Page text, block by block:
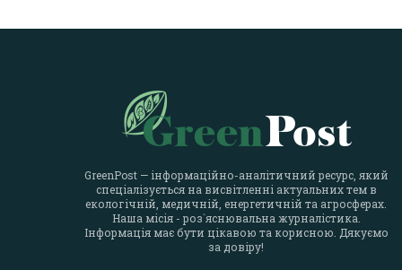
GreenPost — інформаційно-аналітичний ресурс, який
спеціалізується на висвітленні актуальних тем в
екологічній, медичній, енергетичній та агросферах.
Наша місія - роз`яснювальна журналістика.
Інформація має бути цікавою та корисною. Дякуємо
за довіру!